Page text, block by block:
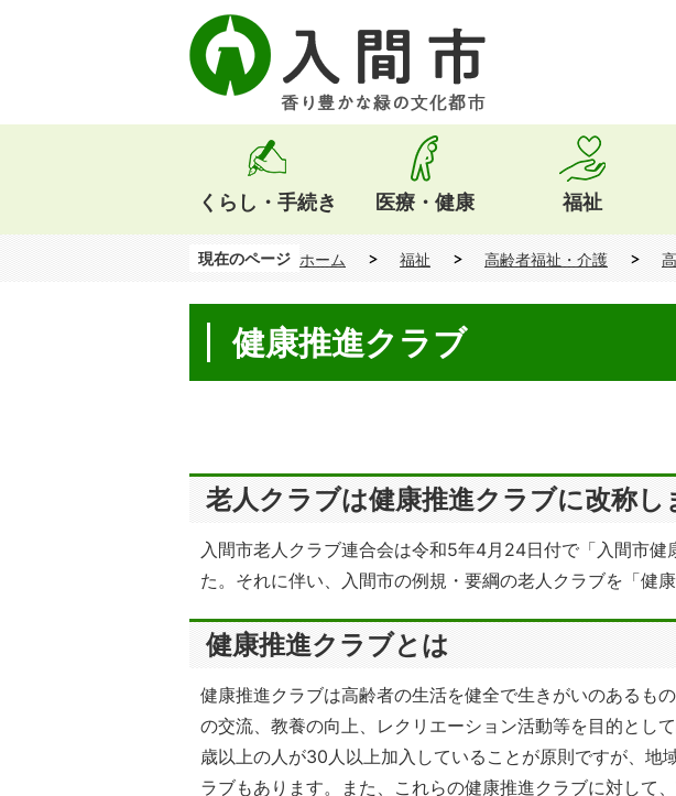
くらし・手続き 医療・健康 福祉
現在のページ ホーム 福祉 高齢者福祉・介護
健康推進クラブ
老人クラブは健康推進クラブに改称し
入間市老人クラブ連合会は令和5年4月24日付で「入間市健
た。それに伴い、入間市の例規・要綱の老人クラブを「健
健康推進クラブとは
健康推進クラブは高齢者の生活を健全で生きがいのあるも
の交流、教養の向上、レクリエーション活動等を目的とし
歳以上の人が30人以上加入していることが原則ですが、地
ラブもあります。また、これらの健康推進クラブに対して